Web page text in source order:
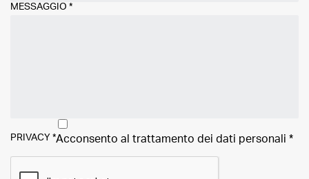
MESSAGGIO *
PRIVACY *Acconsento al trattamento dei dati personali *